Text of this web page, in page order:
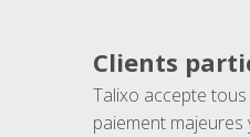
Clients
Talixo accepte
paiement majeures